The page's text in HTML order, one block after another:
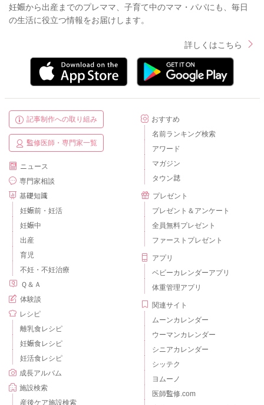
妊娠から出産までのプレママ、子育て中のママ・パパにも、毎日
の生活に役立つ情報をお届けします。
詳しくはこちら
記事制作への取り組み
監修医師・専門家一覧
ニュース
専門家相談
基礎知識
妊娠前・妊活
妊娠中
出産
育児
不妊・不妊治療
Ｑ＆Ａ
体験談
レシピ
離乳食レシピ
妊娠食レシピ
妊活食レシピ
成長アルバム
施設検索
産後ケア施設検索
おすすめ
名前ランキング検索
アワード
マガジン
タウン誌
プレゼント
プレゼント＆アンケート
全員無料プレゼント
ファーストプレゼント
アプリ
ベビーカレンダーアプリ
体重管理アプリ
関連サイト
ムーンカレンダー
ウーマンカレンダー
シニアカレンダー
シッテク
ヨムーノ
医師監修.com